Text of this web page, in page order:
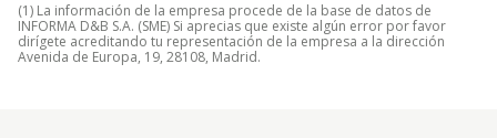
(1) La información de la empresa procede de la base de datos de
INFORMA D&B S.A. (SME) Si aprecias que existe algún error por favor
dirígete acreditando tu representación de la empresa a la dirección
Avenida de Europa, 19, 28108, Madrid.